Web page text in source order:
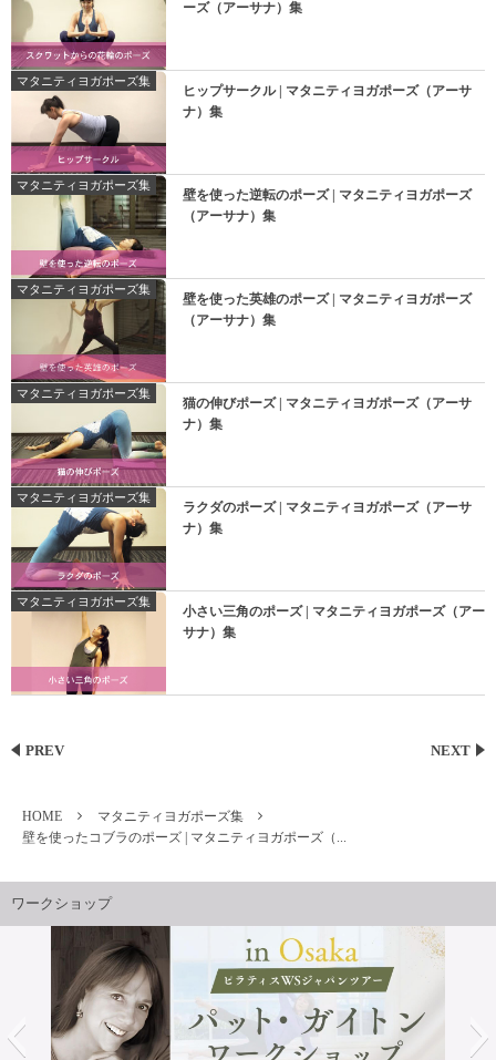
ーズ（アーサナ）集
マタニティヨガポーズ集
ヒップサークル | マタニティヨガポーズ（アーサ
ナ）集
マタニティヨガポーズ集
壁を使った逆転のポーズ | マタニティヨガポーズ
（アーサナ）集
マタニティヨガポーズ集
壁を使った英雄のポーズ | マタニティヨガポーズ
（アーサナ）集
マタニティヨガポーズ集
猫の伸びポーズ | マタニティヨガポーズ（アーサ
ナ）集
マタニティヨガポーズ集
ラクダのポーズ | マタニティヨガポーズ（アーサ
ナ）集
マタニティヨガポーズ集
小さい三角のポーズ | マタニティヨガポーズ（アー
サナ）集
PREV NEXT
HOME
マタニティヨガポーズ集
壁を使ったコブラのポーズ | マタニティヨガポーズ（...
ワークショップ